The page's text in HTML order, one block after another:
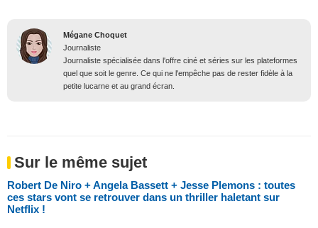
Mégane Choquet
Journaliste
Journaliste spécialisée dans l'offre ciné et séries sur les plateformes
quel que soit le genre. Ce qui ne l'empêche pas de rester fidèle à la
petite lucarne et au grand écran.
Sur le même sujet
Robert De Niro + Angela Bassett + Jesse Plemons : toutes
ces stars vont se retrouver dans un thriller haletant sur
Netflix !